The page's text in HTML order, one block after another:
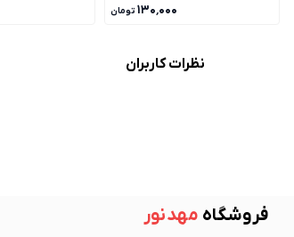
۱۳۰٬۰۰۰ تومان
نظرات کاربران
فروشگاه مهد نور